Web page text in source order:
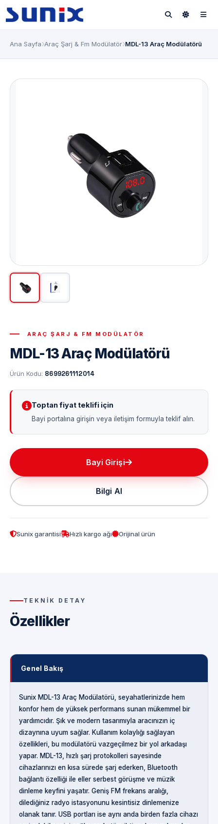
Ana Sayfa Araç Şarj & Fm Modülatör MDL-13 Araç Modülatörü
ARAÇ ŞARJ & FM MODÜLATÖR
MDL-13 Araç Modülatörü
Ürün Kodu: 8699261112014
Toptan fiyat teklifi için
Bayi portalına girişin veya iletişim formuyla teklif alın.
Bayi Girişi
Bilgi Al
Sunix garantisi Hızlı kargo ağı Orijinal ürün
TEKNIK DETAY
Özellikler
Genel Bakış
Sunix MDL-13 Araç Modülatörü, seyahatlerinizde hem
konfor hem de yüksek performans sunan mükemmel bir
yardımcıdır. Şık ve modern tasarımıyla aracınızın iç
dizaynına uyum sağlar. Kullanım kolaylığı sağlayan
özellikleri, bu modülatörü vazgeçilmez bir yol arkadaşı
yapar. MDL-13, hızlı şarj protokolleri sayesinde
cihazlarınızı en kısa sürede şarj ederken, Bluetooth
bağlantı özelliği ile eller serbest görüşme ve müzik
dinleme keyfini yaşatır. Geniş FM frekans aralığı,
dilediğiniz radyo istasyonunu kesintisiz dinlemenize
olanak tanır. USB portları ise aynı anda birden fazla cihazı